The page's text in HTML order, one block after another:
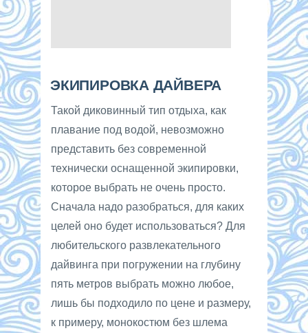
ЭКИПИРОВКА ДАЙВЕРА
Такой диковинный тип отдыха, как
плавание под водой, невозможно
представить без современной
технически оснащенной экипировки,
которое выбрать не очень просто.
Сначала надо разобраться, для каких
целей оно будет использоваться? Для
любительского развлекательного
дайвинга при погружении на глубину
пять метров выбрать можно любое,
лишь бы подходило по цене и размеру,
к примеру, монокостюм без шлема